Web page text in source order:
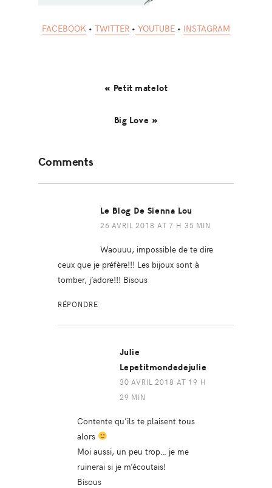
FACEBOOK • TWITTER • YOUTUBE • INSTAGRAM
« Petit matelot
Big Love »
Interactions
Comments
Le Blog De Sienna Lou
26 AVRIL 2018 AT 7 H 35 MIN
Waouuu, impossible de te dire
ceux que je préfère!!! Les bijoux sont à
tomber, j’adore!!! Bisous
RÉPONDRE
Julie
Lepetitmondedejulie
30 AVRIL 2018 AT 19 H
29 MIN
Contente qu’ils te plaisent tous
alors
Moi aussi, un peu trop… je me
ruinerai si je m’écoutais!
Bisous